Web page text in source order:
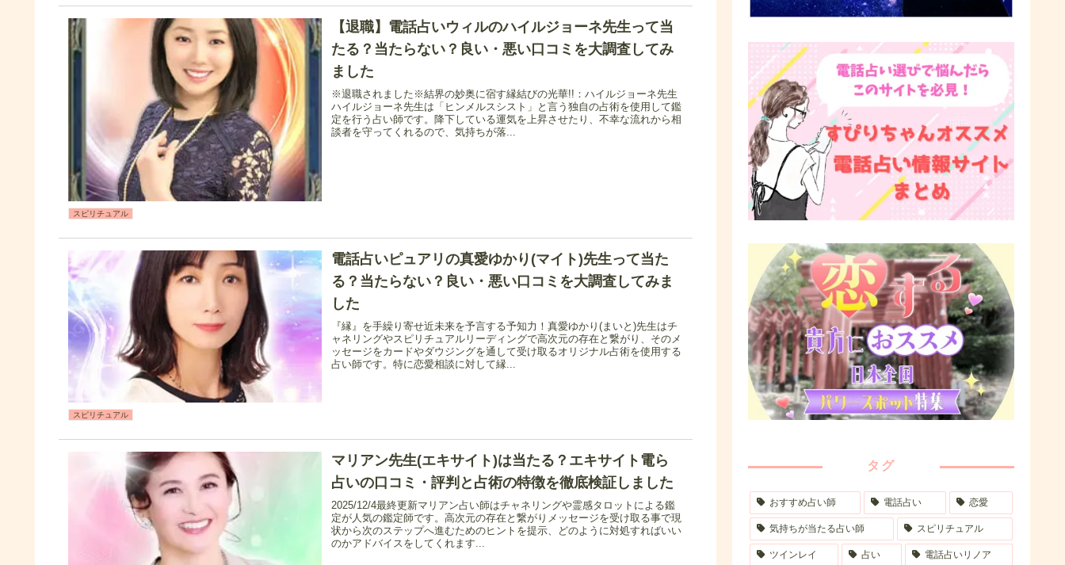
スピリチュアル
【退職】電話占いウィルのハイルジョーネ先生って当
たる？当たらない？良い・悪い口コミを大調査してみ
ました
※退職されました※結界の妙奥に宿す縁結びの光華!!：ハイルジョーネ先生
ハイルジョーネ先生は「ヒンメルスシスト」と言う独自の占術を使用して鑑
定を行う占い師です。降下している運気を上昇させたり、不幸な流れから相
談者を守ってくれるので、気持ちが落...
スピリチュアル
電話占いピュアリの真愛ゆかり(マイト)先生って当た
る？当たらない？良い・悪い口コミを大調査してみま
した
『縁』を手繰り寄せ近未来を予言する予知力！真愛ゆかり(まいと)先生はチ
ャネリングやスピリチュアルリーディングで高次元の存在と繋がり、そのメ
ッセージをカードやダウジングを通して受け取るオリジナル占術を使用する
占い師です。特に恋愛相談に対して縁...
マリアン先生(エキサイト)は当たる？エキサイト電ら
占いの口コミ・評判と占術の特徴を徹底検証しました
2025/12/4最終更新マリアン占い師はチャネリングや霊感タロットによる鑑
定が人気の鑑定師です。高次元の存在と繋がりメッセージを受け取る事で現
状から次のステップへ進むためのヒントを提示、どのように対処すればいい
のかアドバイスをしてくれます...
タグ
おすすめ占い師 電話占い 恋愛
気持ちが当たる占い師 スピリチュアル
ツインレイ 占い 電話占いリノア